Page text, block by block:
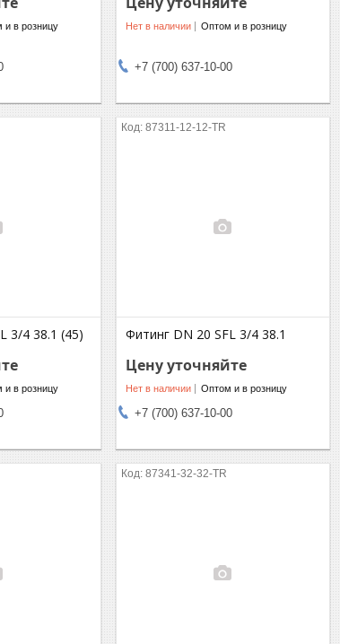
и в розницу Нет в наличии Оптом и в розницу
+7 (700) 637-10-00
3/4 38.1 (45)
и в розницу
87311-12-12-TR
Фитинг DN 20 SFL 3/4 38.1
Цену уточняйте
Нет в наличии Оптом и в розницу
+7 (700) 637-10-00
87341-32-32-TR